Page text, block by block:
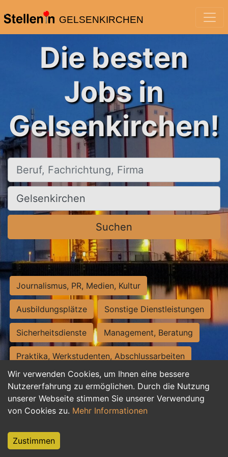
GELSENKIRCHEN
Wir verwenden Cookies, um Ihnen eine bessere
Nutzererfahrung zu ermöglichen. Durch die Nutzung
unserer Webseite stimmen Sie unserer Verwendung
von Cookies zu. Mehr Informationen
Zustimmen
Die besten
Jobs in
Gelsenkirchen!
Beruf, Fachrichtung, Firma
Ort, Stadt
Suchen
Journalismus, PR, Medien, Kultur
Ausbildungsplätze Sonstige Dienstleistungen
Sicherheitsdienste Management, Beratung
Praktika, Werkstudenten, Abschlussarbeiten
Personalwesen Assistenz, Sekretariat
Hilfskräfte, Aushilfs- und Nebenjobs
Weiterbildung, Studium, duale Ausbildung